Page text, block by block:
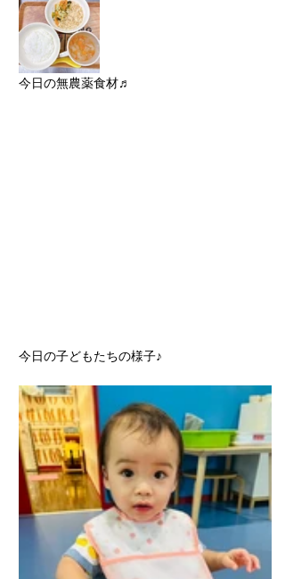
今日の無農薬食材♬
今日の子どもたちの様子♪